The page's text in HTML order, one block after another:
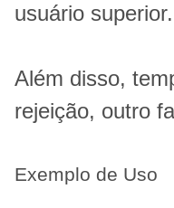
usuário superior.
Além disso,
rejeição, outro
Exemplo de Uso